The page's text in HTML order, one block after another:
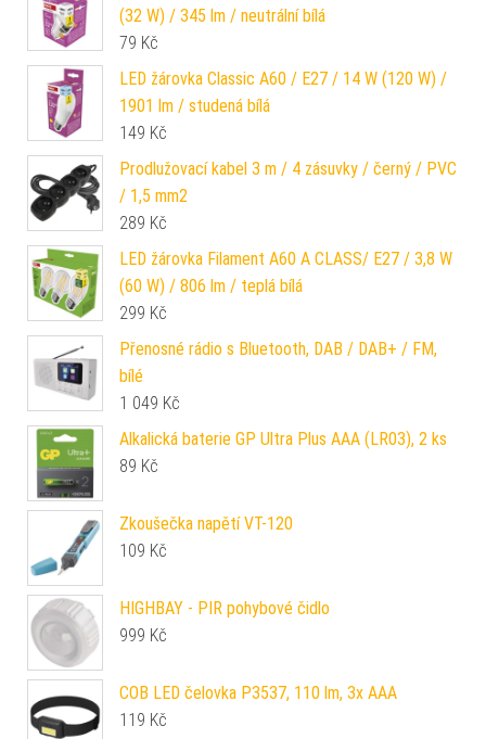
(32 W) / 345 lm / neutrální bílá
79 Kč
LED žárovka Classic A60 / E27 / 14 W (120 W) /
1901 lm / studená bílá
149 Kč
Prodlužovací kabel 3 m / 4 zásuvky / černý / PVC
/ 1,5 mm2
289 Kč
LED žárovka Filament A60 A CLASS/ E27 / 3,8 W
(60 W) / 806 lm / teplá bílá
299 Kč
Přenosné rádio s Bluetooth, DAB / DAB+ / FM,
bílé
1 049 Kč
Alkalická baterie GP Ultra Plus AAA (LR03), 2 ks
89 Kč
Zkoušečka napětí VT-120
109 Kč
HIGHBAY - PIR pohybové čidlo
999 Kč
COB LED čelovka P3537, 110 lm, 3x AAA
119 Kč